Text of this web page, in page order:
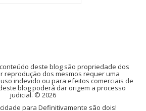
deste blog são propriedade dos
reprodução dos mesmos requer uma
indevido ou para efeitos comerciais de
blog poderá dar origem a processo
judicial. © 2026
para Definitivamente são dois!